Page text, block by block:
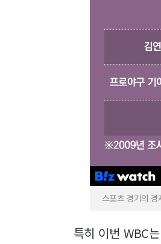
스포츠 경기의
특히 이번 WBC